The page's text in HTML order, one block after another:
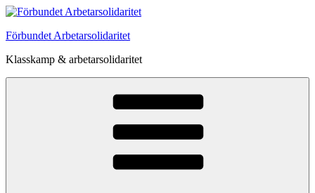
Hoppa
innehåll
Förbundet Arbetarsolidaritet
Klasskamp & arbetarsolidaritet